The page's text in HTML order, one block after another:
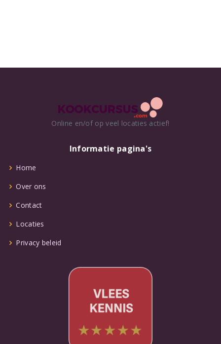
Online en/of op veel locaties actief!
Informatie pagina's
Home
Over ons
Contact
Locaties
Privacy beleid